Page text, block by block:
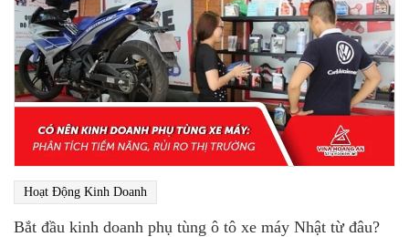
Hoạt Động Kinh Doanh
Bắt đầu kinh doanh phụ tùng ô tô xe máy Nhật từ đâu?